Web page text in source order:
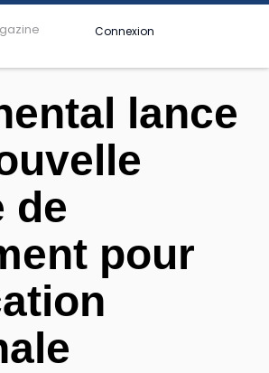
Connexion
lance
de
pour